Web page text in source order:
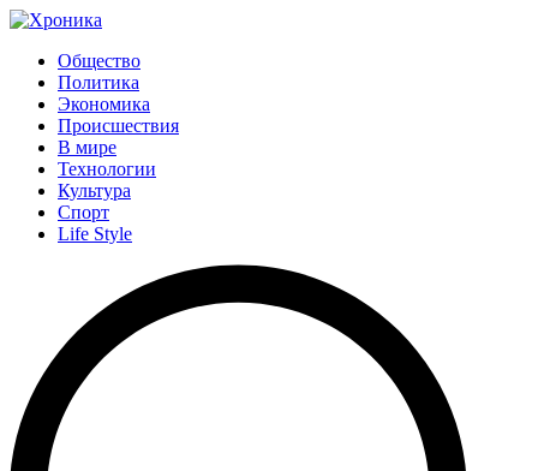
Общество
Политика
Экономика
Происшествия
В мире
Технологии
Культура
Спорт
Life Style